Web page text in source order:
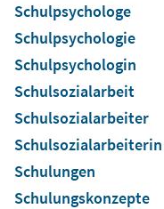
Schulpsychologe
Schulpsychologie
Schulpsychologin
Schulsozialarbeit
Schulsozialarbeiter
Schulsozialarbeiterin
Schulungen
Schulungskonzepte